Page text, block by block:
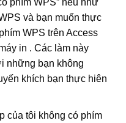
phím WPS” nếu như
và bạn muốn thực
WPS trên Access
in . Các làm này
những bạn không
khích bạn thực hiên
của tôi không có phím